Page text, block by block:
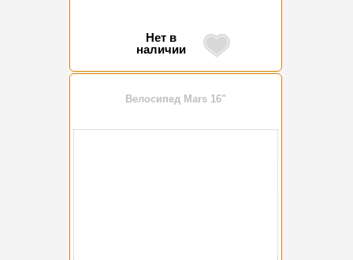
Нет в
наличии
Велосипед Mars 16"